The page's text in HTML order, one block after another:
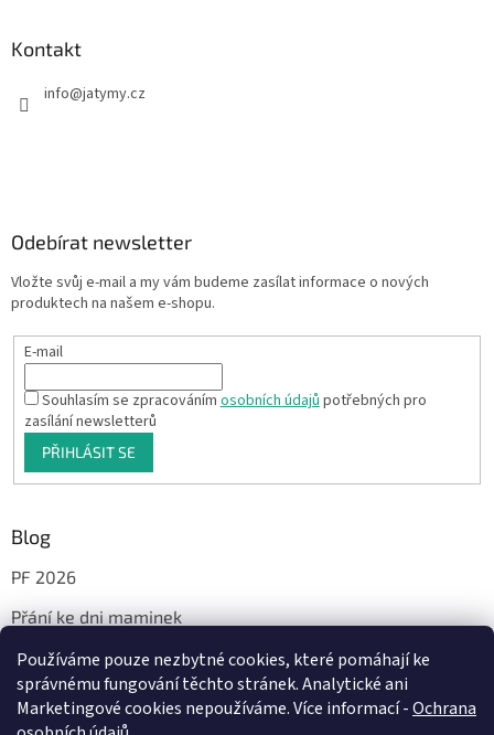
Používáme pouze nezbytné cookies, které pomáhají ke
správnému fungování těchto stránek. Analytické ani
Marketingové cookies nepoužíváme. Více informací -Ochrana
Kontakt
info@jatymy.cz
Odebírat newsletter
Vložte svůj e-mail a my vám budeme zasílat informace o nových
produktech na našem e-shopu.
E-mail
Souhlasím se zpracováním osobních údajů potřebných pro
zasílání newsletterů
PŘIHLÁSIT SE
Blog
PF 2026
Přání ke dni maminek
Facebook